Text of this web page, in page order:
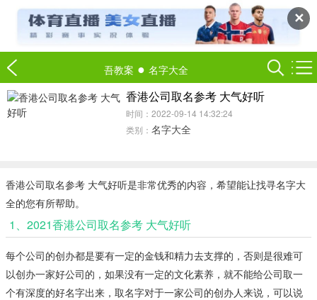
✕
吾教案 ● 名字大全
香港公司取名参考 大气好听
时间：2022-09-14 14:32:24
类别： 名字大全
香港公司取名参考 大气好听是非常优秀的内容，希望能让找寻名字大
全的您有所帮助。
1、2021香港公司取名参考 大气好听
每个公司的创办都是要有一定的金钱和精力去支撑的，否则是很难可
以创办一家好公司的，如果没有一定的文化素养，就不能给公司取一
个有深度的好名字出来，取名字对于一家公司的创办人来说，可以说